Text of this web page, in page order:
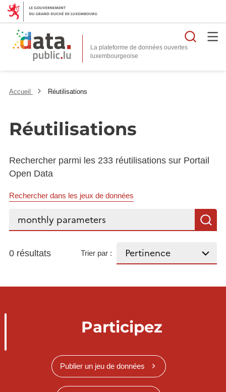
La plateforme de données ouvertes
Accueil Réutilisations
Réutilisations
Rechercher parmi les 233 réutilisations sur Portail
Open Data
Rechercher dans les jeux de données
Rechercher...
0 résultats Trier par :
Participez
Publier un jeu de données